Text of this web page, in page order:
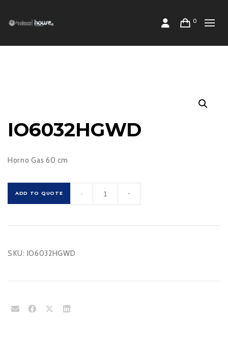
0
IO6032HGWD
Horno Gas 60 cm
ADD TO QUOTE
cantidad
- +
SKU: IO6032HGWD